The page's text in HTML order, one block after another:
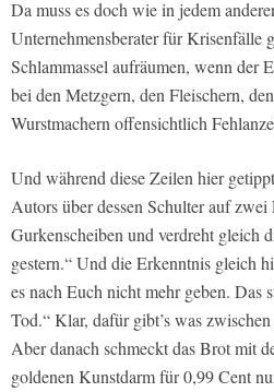
Da muss es doch wie in jedem
Unternehmensberater für Krisenfälle
Schlammassel aufräumen, wenn der
bei den Metzgern, den Fleischern,
Wurstmachern offensichtlich
Und während diese Zeilen hier
Autors über dessen Schulter auf
Gurkenscheiben und verdreht gleich
gestern.“ Und die Erkenntnis gleich
es nach Euch nicht mehr geben. Das
Tod.“ Klar, dafür gibt’s was
Aber danach schmeckt das Brot mit
goldenen Kunstdarm für 0,99 Cent